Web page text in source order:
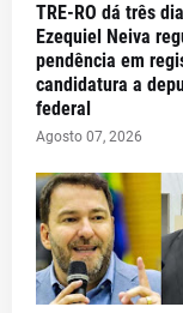
TRE-RO dá três
Ezequiel Neiva
pendência em
candidatura a
federal
Agosto 07, 2026